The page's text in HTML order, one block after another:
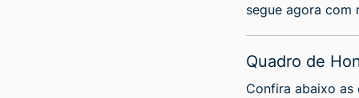
segue agora com
Quadro de
Confira abaixo as